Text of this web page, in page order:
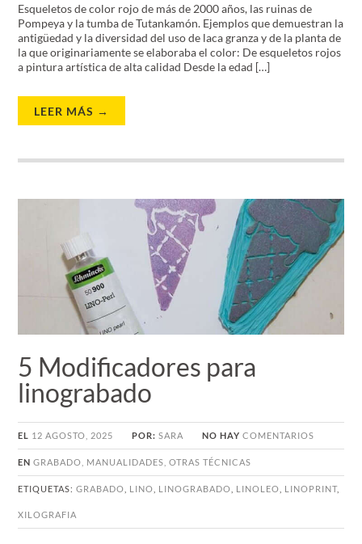
Esqueletos de color rojo de más de 2000 años, las ruinas de
Pompeya y la tumba de Tutankamón. Ejemplos que demuestran la
antigüedad y la diversidad del uso de laca granza y de la planta de
la que originariamente se elaboraba el color: De esqueletos rojos
a pintura artística de alta calidad Desde la edad […]
LEER MÁS →
5 Modificadores para
linograbado
EL 12 AGOSTO, 2025 POR:SARA NO HAY COMENTARIOS
EN GRABADO MANUALIDADES ,OTRAS TÉCNICAS
ETIQUETAS:GRABADO LINO LINOGRABADO LINOLEO LINOPRINT,
XILOGRAFIA